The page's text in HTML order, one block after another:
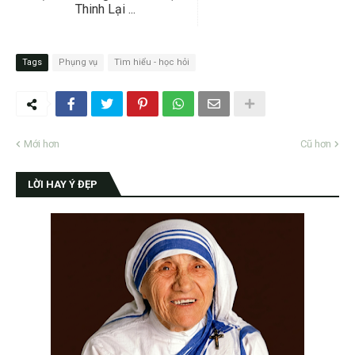
Thinh Lại ...
Tags Phụng vụ Tìm hiểu - học hỏi
Mới hơn Cũ hơn
LỜI HAY Ý ĐẸP